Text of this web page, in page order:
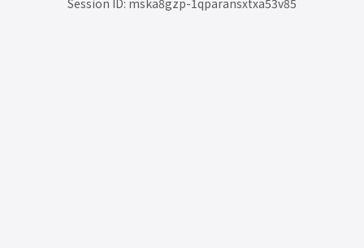
Session ID: mska8gzp-1qparansxtxa53v85